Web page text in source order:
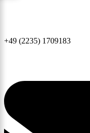
+49 (2235) 1709183